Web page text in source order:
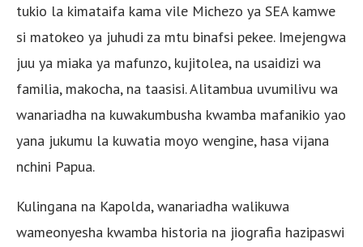
tukio la kimataifa kama vile Michezo ya SEA kamwe
si matokeo ya juhudi za mtu binafsi pekee. Imejengwa
juu ya miaka ya mafunzo, kujitolea, na usaidizi wa
familia, makocha, na taasisi. Alitambua uvumilivu wa
wanariadha na kuwakumbusha kwamba mafanikio yao
yana jukumu la kuwatia moyo wengine, hasa vijana
nchini Papua.
Kulingana na Kapolda, wanariadha walikuwa
wameonyesha kwamba historia na jiografia hazipaswi